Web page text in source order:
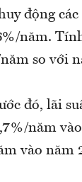
động
năm.
so với
đó, lãi
năm
vào